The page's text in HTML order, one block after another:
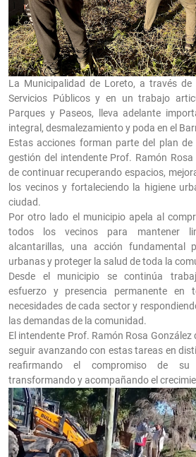
La Municipalidad de Loreto, a través
Servicios Públicos y en un trabajo
Parques y Paseos, lleva adelante
integral, desmalezamiento y poda en el
Estas acciones forman parte del plan
gestión del intendente Prof. Ramón
de continuar recuperando espacios,
los vecinos y fortaleciendo la higiene
ciudad.
Por otro lado el municipio apela al
todos los vecinos para mantener
alcantarillas, una acción fundamental
urbanas y proteger la salud de toda la
Desde el municipio se continúa
esfuerzo y presencia permanente en
necesidades de cada sector y
las demandas de la comunidad.
El intendente Prof. Ramón Rosa
seguir avanzando con estas tareas en
reafirmando el compromiso de
transformando y acompañando el